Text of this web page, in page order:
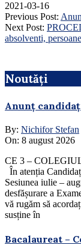
2021-03-16
Previous Post:
Next Post:
absolventi,
Noutăți
Anunț
By: Nichifor Stefan
On: 8 august 2026
CE 3 –
În atenția
Sesiunea iulie –
desfășurare a
vă rugăm să
susține în
Bacalaureat –